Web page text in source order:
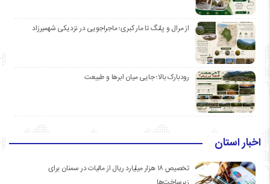
از مرال و پلنگ تا مار کبری؛ ماجراجویی در نزدیکی شهمیرزاد
رودبارک بالا؛ جایی میان ابرها و طبیعت
اخبار استان
تخصیص ۱۸ هزار میلیارد ریال از مالیات در سمنان برای